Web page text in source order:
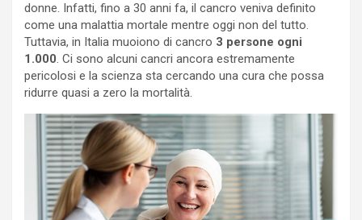
donne. Infatti, fino a 30 anni fa, il cancro veniva definito
come una malattia mortale mentre oggi non del tutto.
Tuttavia, in Italia muoiono di cancro 3 persone ogni
1.000. Ci sono alcuni cancri ancora estremamente
pericolosi e la scienza sta cercando una cura che possa
ridurre quasi a zero la mortalità.